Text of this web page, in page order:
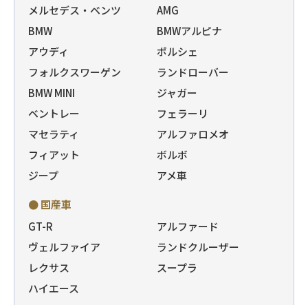
メルセデス・ベンツ
AMG
BMW
BMWアルピナ
アウディ
ポルシェ
フォルクスワーゲン
ランドローバー
BMW MINI
ジャガー
ベントレー
フェラーリ
マセラティ
アルファロメオ
フィアット
ボルボ
ジープ
アメ車
● 国産車
GT-R
アルファード
ヴェルファイア
ランドクルーザー
レクサス
スープラ
ハイエース